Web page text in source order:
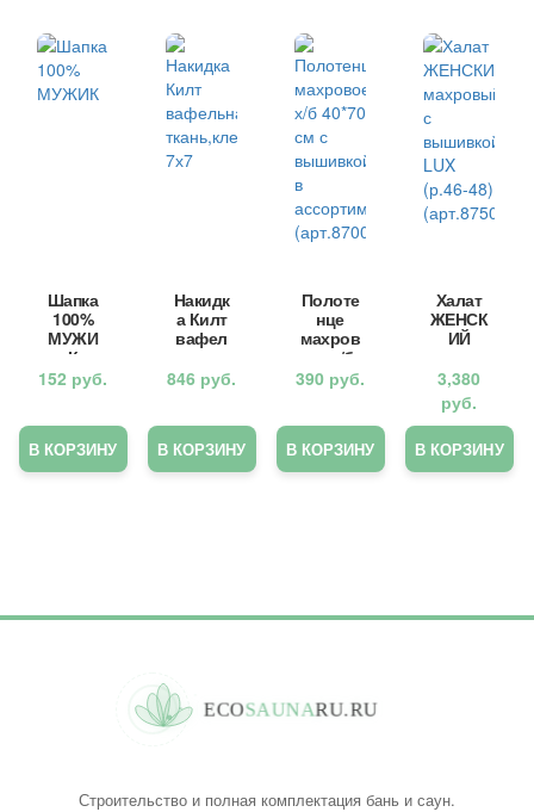
Шапка
100%
МУЖИ
К
152 руб.
В КОРЗИНУ
Накидк
а Килт
вафел
ьная
ткань,к
летка
846 руб.
В КОРЗИНУ
Полоте
нце
махров
ое х/б
40*70
см с
кой в
ассорт
именте
390 руб.
В КОРЗИНУ
Халат
ЖЕНСК
ИЙ
ый с
вышив
кой
LUX
(р.46-
48)
3,380
руб.
В КОРЗИНУ
ECOSAUNARU.RU
Строительство и полная комплектация бань и саун.